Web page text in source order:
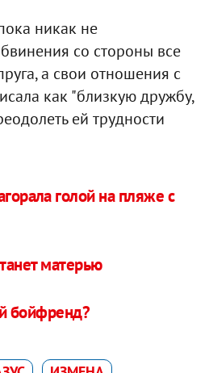
никак не
со стороны все
а свои отношения с
как "близкую дружбу,
ей трудности
голой на пляже с
матерью
бойфренд?